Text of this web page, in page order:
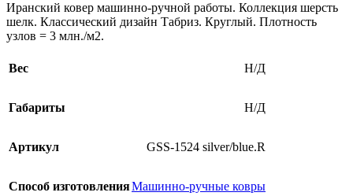
Иранский ковер машинно-ручной работы. Коллекция шерсть
шелк. Классический дизайн Табриз. Круглый. Плотность
узлов = 3 млн./м2.
Вес Н/Д
Габариты Н/Д
Артикул GSS-1524 silver/blue.R
Способ изготовленияМашинно-ручные ковры